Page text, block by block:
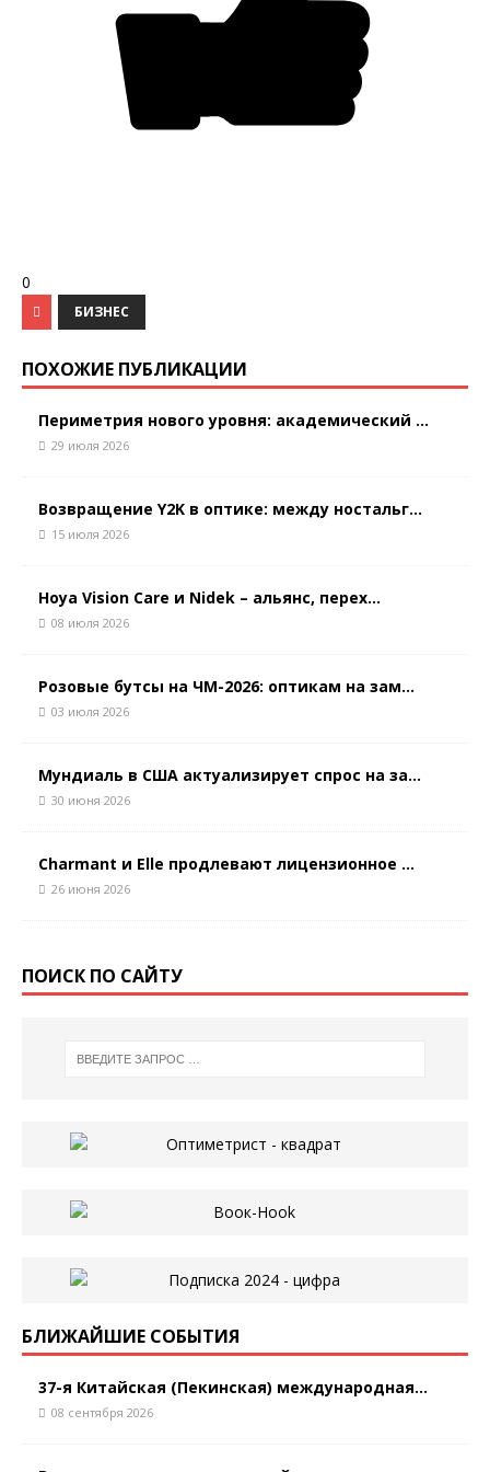
0
БИЗНЕС
ПОХОЖИЕ ПУБЛИКАЦИИ
Периметрия нового уровня: академический ...
29 июля 2026
Возвращение Y2K в оптике: между ностальг...
15 июля 2026
Hoya Vision Care и Nidek – альянс, перех...
08 июля 2026
Розовые бутсы на ЧМ-2026: оптикам на зам...
03 июля 2026
Мундиаль в США актуализирует спрос на за...
30 июня 2026
Charmant и Elle продлевают лицензионное ...
26 июня 2026
ПОИСК ПО САЙТУ
БЛИЖАЙШИЕ СОБЫТИЯ
37-я Китайская (Пекинская) международная...
08 сентября 2026